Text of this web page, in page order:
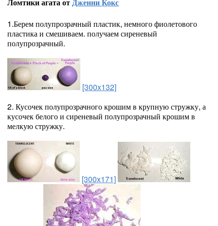
1.Берем полупрозрачный пластик, немного фиолетового
пластика и смешиваем. получаем сиреневый
полупрозрачный.
[300x132]
2. Кусочек полупрозрачного крошим в крупную стружку, а
кусочек белого и сиреневый полупрозрачный крошим в
мелкую стружку.
[300x171]